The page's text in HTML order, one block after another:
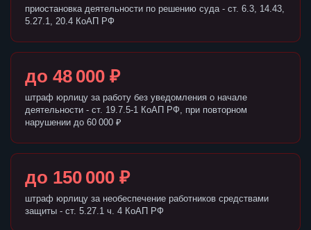
приостановка деятельности по решению суда - ст. 6.3, 14.43,
5.27.1, 20.4 КоАП РФ
до 48 000 ₽
штраф юрлицу за работу без уведомления о начале
деятельности - ст. 19.7.5-1 КоАП РФ, при повторном
нарушении до 60 000 ₽
до 150 000 ₽
штраф юрлицу за необеспечение работников средствами
защиты - ст. 5.27.1 ч. 4 КоАП РФ